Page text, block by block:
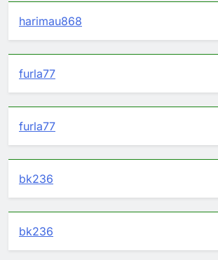
harimau868
furla77
furla77
bk236
bk236